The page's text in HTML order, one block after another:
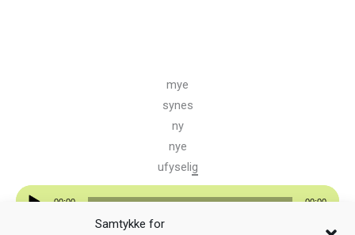
Samtykke for
mye
synes
ny
nye
ufyselig
Lydavspiller
00:00 00:00